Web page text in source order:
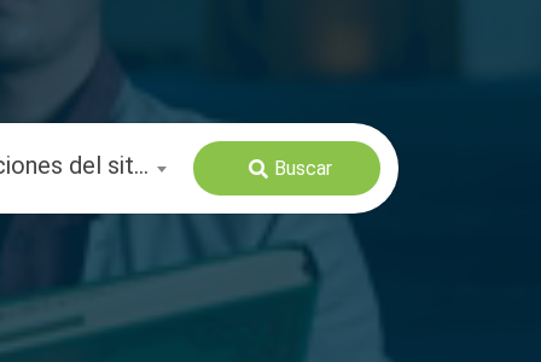
Buscar en todas las secciones del sitio Buscar